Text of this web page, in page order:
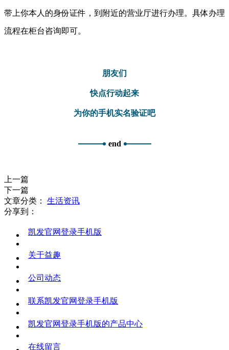
带上你本人的身份证件，到附近的营业厅进行办理。具体办理
流程在柜台咨询即可。
朋友们
快点行动起来
为你的手机实名验证吧
end
上一篇
下一篇
文章分类：
生活资讯
分享到：
凯发官网登录手机版
关于益趣
公司动态
联系凯发官网登录手机版
凯发官网登录手机版的产品中心
在线留言